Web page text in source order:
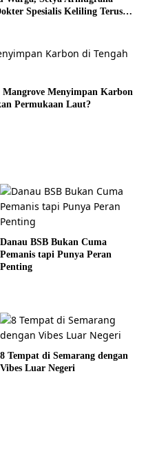
Spesialis Keliling Terus
Menyimpan Karbon
Permukaan Laut?
Danau BSB Bukan Cuma
Pemanis tapi Punya Peran
Penting
8 Tempat di Semarang dengan
Vibes Luar Negeri